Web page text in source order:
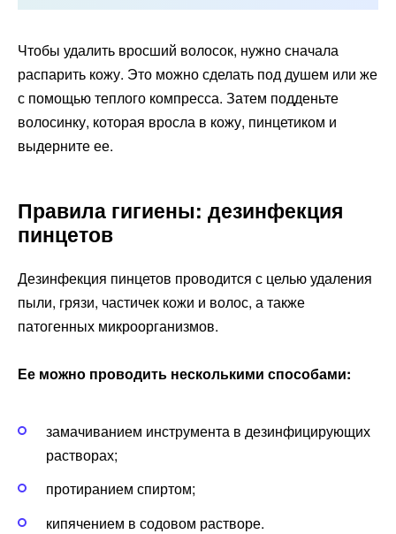
Чтобы удалить вросший волосок, нужно сначала
распарить кожу. Это можно сделать под душем или же
с помощью теплого компресса. Затем подденьте
волосинку, которая вросла в кожу, пинцетиком и
выдерните ее.
Правила гигиены: дезинфекция
пинцетов
Дезинфекция пинцетов проводится с целью удаления
пыли, грязи, частичек кожи и волос, а также
патогенных микроорганизмов.
Ее можно проводить несколькими способами:
замачиванием инструмента в дезинфицирующих
растворах;
протиранием спиртом;
кипячением в содовом растворе.